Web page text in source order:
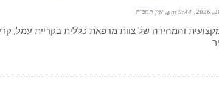
9:44 pm אין תגובות
והמהירה של צוות מרפאת כללית בקריית עמל,